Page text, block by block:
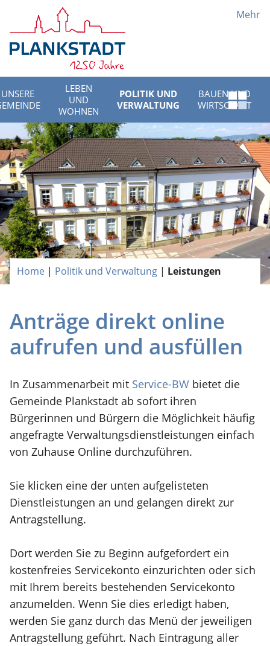
Mehr
UNSERE
LEBEN
UND
WOHNEN
POLITIK UND
VERWALTUNG
BAUEN UND
WIRTSCHAFT
Menü
öffnen
Home | Politik und Verwaltung | Leistungen
Anträge direkt online
aufrufen und ausfüllen
In Zusammenarbeit mit Service-BW bietet die
Gemeinde Plankstadt ab sofort ihren
Bürgerinnen und Bürgern die Möglichkeit häufig
angefragte Verwaltungsdienstleistungen einfach
von Zuhause Online durchzuführen.
Sie klicken eine der unten aufgelisteten
Dienstleistungen an und gelangen direkt zur
Antragstellung.
Dort werden Sie zu Beginn aufgefordert ein
kostenfreies Servicekonto einzurichten oder sich
mit Ihrem bereits bestehenden Servicekonto
anzumelden. Wenn Sie dies erledigt haben,
werden Sie ganz durch das Menü der jeweiligen
Antragstellung geführt. Nach Eintragung aller